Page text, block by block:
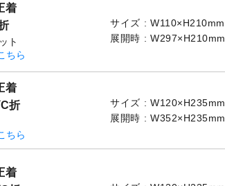
着
ト
ちら
サイズ
W110×H210mm
展開時
W297×H210mm
着
折
ちら
サイズ
W120×H235mm
展開時
W352×H235mm
着